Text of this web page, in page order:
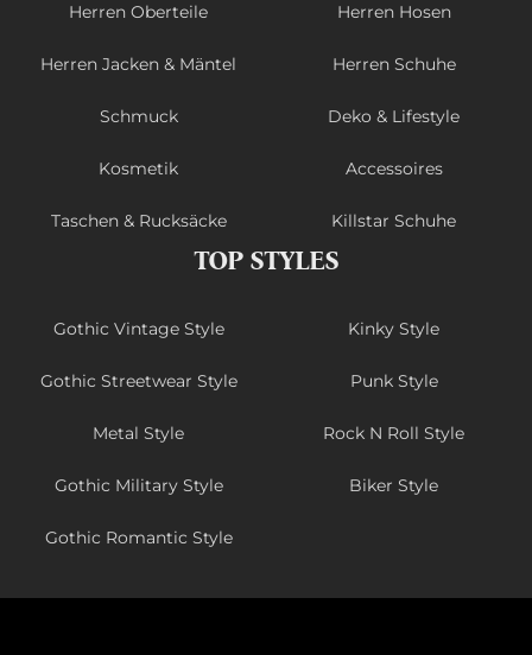
Herren Oberteile Herren Hosen
Herren Jacken & Mäntel Herren Schuhe
Schmuck Deko & Lifestyle
Kosmetik Accessoires
Taschen & Rucksäcke Killstar Schuhe
TOP STYLES
Gothic Vintage Style Kinky Style
Gothic Streetwear Style Punk Style
Metal Style Rock N Roll Style
Gothic Military Style Biker Style
Gothic Romantic Style